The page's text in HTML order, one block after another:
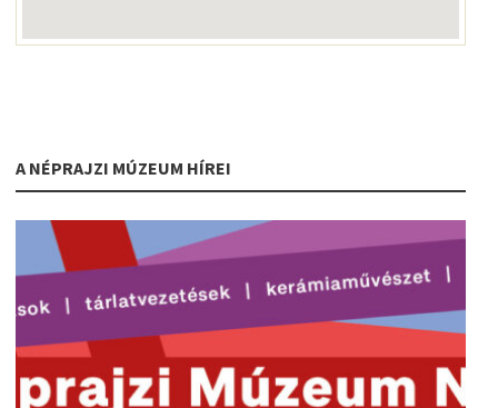
A NÉPRAJZI MÚZEUM HÍREI